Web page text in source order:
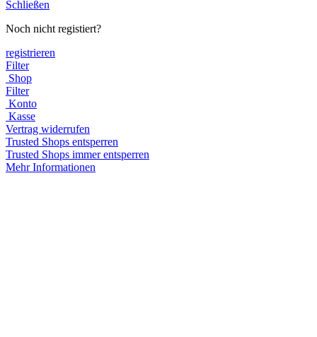
Schließen
Noch nicht registiert?
registrieren
Filter
Shop
Filter
Konto
Kasse
Vertrag widerrufen
Trusted Shops entsperren
Trusted Shops immer entsperren
Mehr Informationen